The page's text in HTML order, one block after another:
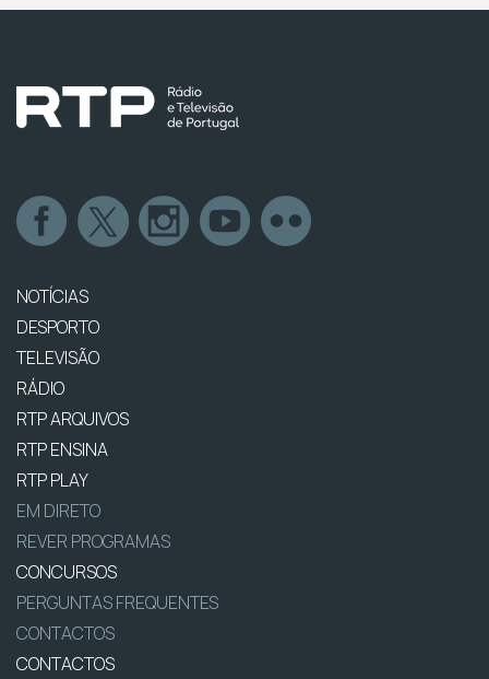
NOTÍCIAS
DESPORTO
TELEVISÃO
RÁDIO
RTP ARQUIVOS
RTP ENSINA
RTP PLAY
EM DIRETO
REVER PROGRAMAS
CONCURSOS
PERGUNTAS FREQUENTES
CONTACTOS
CONTACTOS